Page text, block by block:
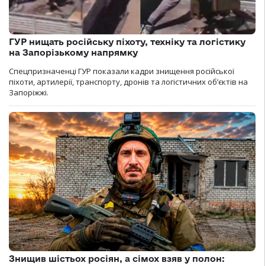
ГУР нищать російську піхоту, техніку та логістику
на Запорізькому напрямку
Спецпризначенці ГУР показали кадри знищення російської
піхоти, артилерії, транспорту, дронів та логістичних об’єктів на
Запоріжжі.
Знищив шістьох росіян, а сімох взяв у полон: